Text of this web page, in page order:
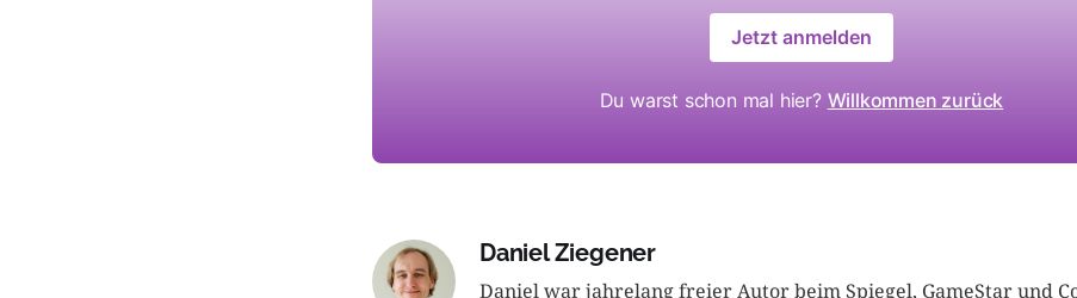
Jetzt anmelden
Du warst schon mal hier? Willkommen zurück
Daniel Ziegener
Daniel war jahrelang freier Autor beim Spiegel, GameStar und